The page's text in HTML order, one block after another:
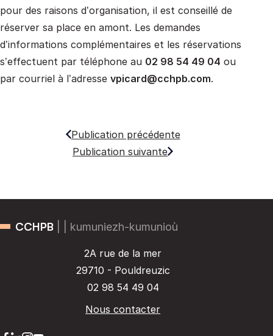
pour des raisons d’organisation, il est conseillé de
réserver sa place en amont. Les demandes
d’informations complémentaires et les réservations
s’effectuent par téléphone au 02 98 54 49 04 ou
par courriel à l’adresse vpicard@cchpb.com.
Publication précédente
Publication suivante
CCHPB | | kumuniezh-kumunioù
2A rue de la mer
29710 - Pouldreuzic
02 98 54 49 04
Nous contacter